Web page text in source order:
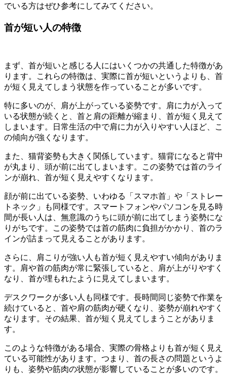
でいる方はぜひ参考にしてみてください。
首が短い人の特徴
まず、首が短いと感じる人にはいくつかの共通した特徴があ
ります。これらの特徴は、実際に首が短いというよりも、首
が短く見えてしまう状態を作っていることが多いです。
特に多いのが、肩が上がっている姿勢です。肩に力が入って
いる状態が続くと、首と肩の距離が縮まり、首が短く見えて
しまいます。日常生活の中で肩に力が入りやすい人ほど、こ
の傾向が強くなります。
また、猫背姿勢も大きく関係しています。猫背になると背中
が丸まり、頭が前に出てしまいます。この姿勢では首のライ
ンが崩れ、首が短く見えやすくなります。
顔が前に出ている姿勢、いわゆる「スマホ首」や「ストレー
トネック」も同様です。スマートフォンやパソコンを見る時
間が長い人は、無意識のうちに頭が前に出てしまう姿勢にな
りがちです。この姿勢では首の筋肉に負担がかかり、首のラ
インが詰まって見えることがあります。
さらに、肩こりが強い人も首が短く見えやすい傾向がありま
す。肩や首の筋肉が常に緊張していると、肩が上がりやすく
なり、首が埋もれたように見えてしまいます。
デスクワークが多い人も同様です。長時間同じ姿勢で作業を
続けていると、首や肩の筋肉が硬くなり、姿勢が崩れやすく
なります。その結果、首が短く見えてしまうことがありま
す。
このような特徴がある場合、実際の骨格よりも首が短く見え
ている可能性があります。つまり、首の長さの問題というよ
りも、姿勢や筋肉の状態が影響していることが多いのです。